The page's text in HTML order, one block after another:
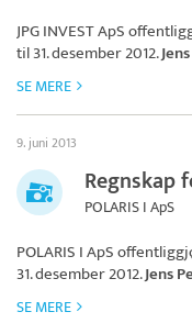
JPG INVEST ApS
til 31. desember 2012.
SE MERE
9. juni 2013
Regnskap
POLARIS I ApS
POLARIS I ApS
31. desember 2012.Jens
SE MERE